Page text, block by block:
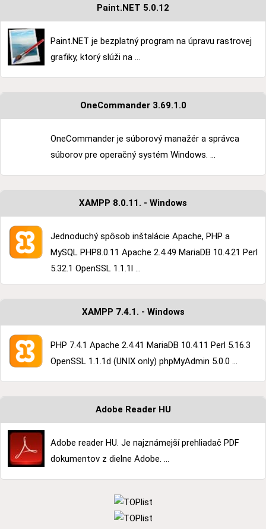
Paint.NET 5.0.12
Paint.NET je bezplatný program na úpravu rastrovej
grafiky, ktorý slúži na ...
OneCommander 3.69.1.0
OneCommander je súborový manažér a správca
súborov pre operačný systém Windows. ...
XAMPP 8.0.11. - Windows
Jednoduchý spôsob inštalácie Apache, PHP a
MySQL PHP8.0.11 Apache 2.4.49 MariaDB 10.4.21 Perl
5.32.1 OpenSSL 1.1.1l ...
XAMPP 7.4.1. - Windows
PHP 7.4.1 Apache 2.4.41 MariaDB 10.4.11 Perl 5.16.3
OpenSSL 1.1.1d (UNIX only) phpMyAdmin 5.0.0 ...
Adobe Reader HU
Adobe reader HU. Je najznámejší prehliadač PDF
dokumentov z dielne Adobe. ...